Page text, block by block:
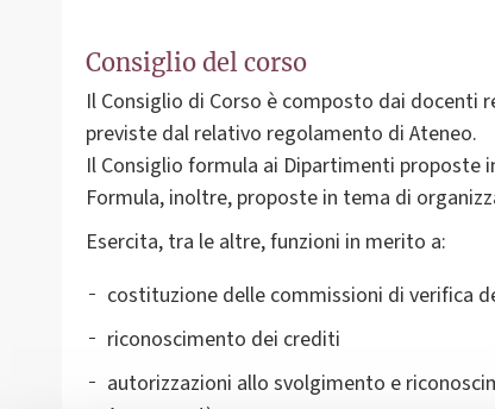
Consiglio del corso
Il Consiglio di Corso è composto dai
previste dal relativo regolamento di Ateneo.
Il Consiglio formula ai Dipartimenti
Formula, inoltre, proposte in tema di
Esercita, tra le altre, funzioni in merito a:
costituzione delle commissioni di verifica
riconoscimento dei crediti
autorizzazioni allo svolgimento e